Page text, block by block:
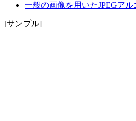
一般の画像を用いたJPEGアル
[サンプル]